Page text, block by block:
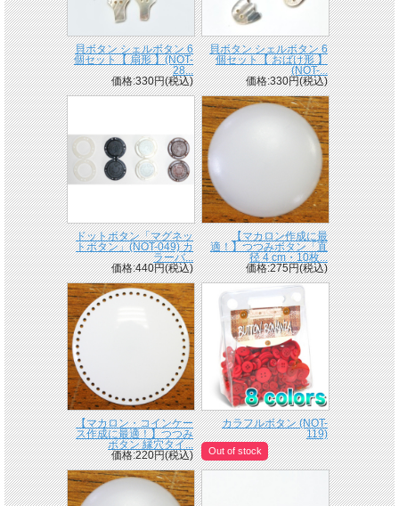
貝ボタン シェルボタン 6
個セット【 扇形 】(NOT-
28...
価格:330円(税込)
貝ボタン シェルボタン 6
個セット【 おばけ形 】
(NOT-...
価格:330円(税込)
ドットボタン「マグネッ
トボタン」(NOT-049) カ
ラーバ...
価格:440円(税込)
【マカロン作成に最
適！】つつみボタン「直
径 4 cm・10枚...
価格:275円(税込)
【マカロン・コインケー
ス作成に最適！】つつみ
ボタン 縁穴タイ...
価格:220円(税込)
カラフルボタン (NOT-
119)
Out of stock